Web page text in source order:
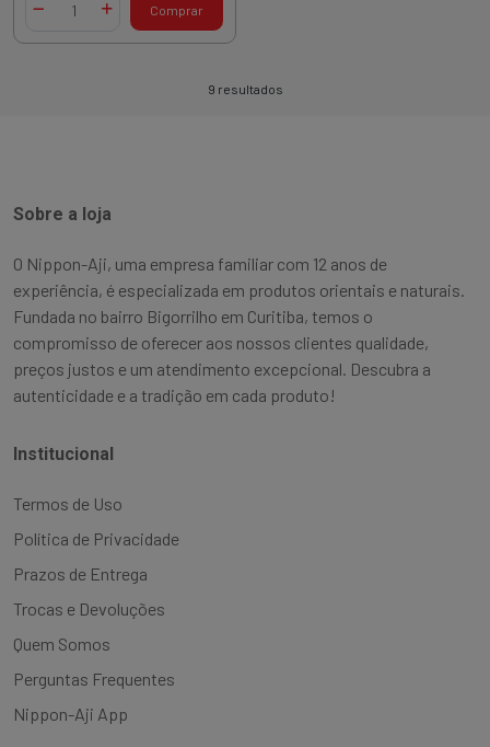
Diminuir QuantidadeAdicionar Quantidade
Comprar
9 resultados
Sobre a loja
O Nippon-Aji, uma empresa familiar com 12 anos de
experiência, é especializada em produtos orientais e naturais.
Fundada no bairro Bigorrilho em Curitiba, temos o
compromisso de oferecer aos nossos clientes qualidade,
preços justos e um atendimento excepcional. Descubra a
autenticidade e a tradição em cada produto!
Institucional
Termos de Uso
Política de Privacidade
Prazos de Entrega
Trocas e Devoluções
Quem Somos
Perguntas Frequentes
Nippon-Aji App